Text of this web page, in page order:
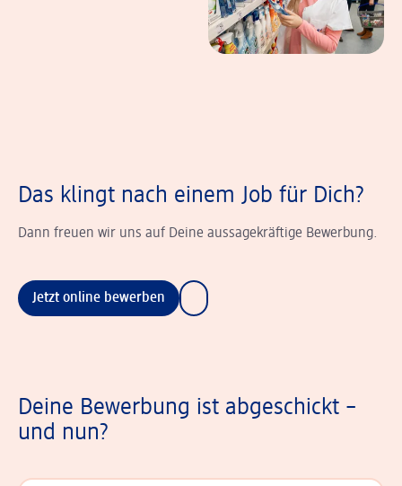
Das klingt nach einem Job für Dich?
Dann freuen wir uns auf Deine aussagekräftige Bewerbung.
Jetzt online bewerben
Deine Bewerbung ist abgeschickt –
und nun?